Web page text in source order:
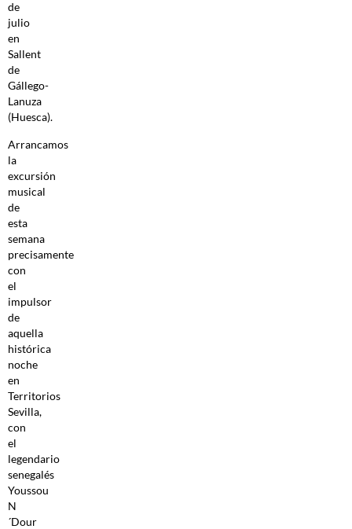
de
julio
en
Sallent
de
Gállego-
Lanuza
(Huesca).
Arrancamos
la
excursión
musical
de
esta
semana
precisamente
con
el
impulsor
de
aquella
histórica
noche
en
Territorios
Sevilla,
con
el
legendario
senegalés
Youssou
N
´Dour